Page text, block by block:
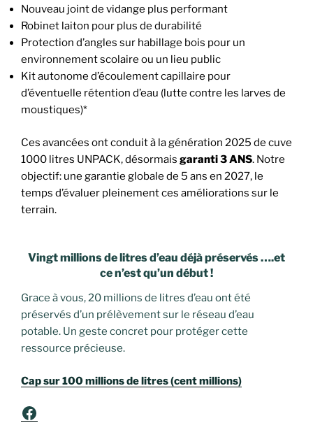
Nouveau joint de vidange plus performant
Robinet laiton pour plus de durabilité
Protection d’angles sur habillage bois pour un
environnement scolaire ou un lieu public
Kit autonome d’écoulement capillaire pour
d’éventuelle rétention d’eau (lutte contre les larves de
moustiques)*
Ces avancées ont conduit à la génération 2025 de cuve
1000 litres UNPACK, désormais garanti 3 ANS. Notre
objectif: une garantie globale de 5 ans en 2027, le
temps d’évaluer pleinement ces améliorations sur le
terrain.
Vingt millions de litres d’eau déjà préservés ….et
ce n’est qu’un début !
Grace à vous, 20 millions de litres d’eau ont été
préservés d’un prélèvement sur le réseau d’eau
potable. Un geste concret pour protéger cette
ressource précieuse.
Cap sur 100 millions de litres (cent millions)
Facebook